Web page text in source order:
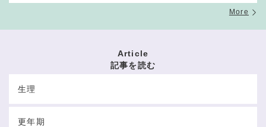
More
Article
記事を読む
生理
更年期